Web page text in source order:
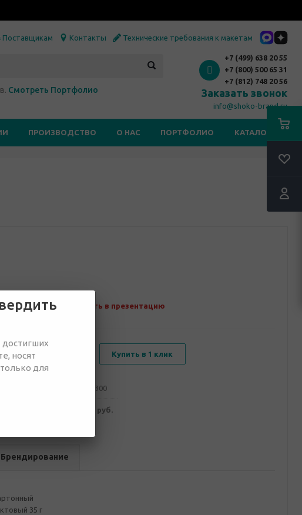
Поставщикам Контакты Технические требования к макетам
Смотреть Портфолио
+7 (499) 638 20 55
+7 (800) 500 65 31
+7 (812) 748 20 56
Заказать звонок
info@shoko-brand.ru
ПРОИЗВОДСТВО О НАС ПОРТФОЛИО КАТАЛОГИ
Добавить в презентацию
Купить в 1 клик
от 300
1 947 руб.
Брендирование
35 г
носят
для